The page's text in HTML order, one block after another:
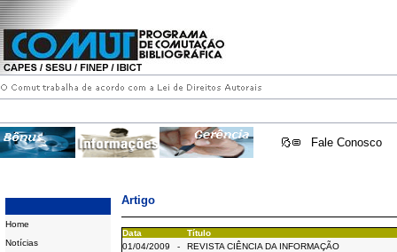
Fale Conosco
Home
Notícias
Artigo
Data
Título
01/04/2009
-
REVISTA CIÊNCIA DA INFORMAÇÃO